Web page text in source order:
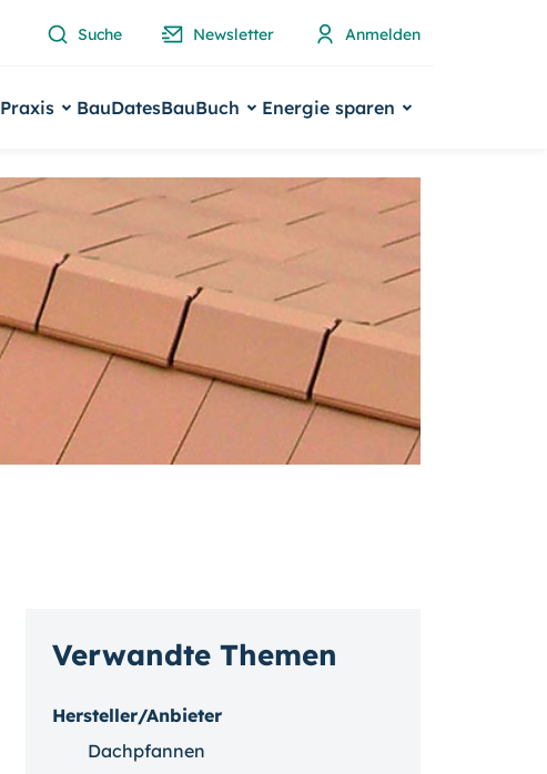
Suche Newsletter Anmelden
Praxis BauDatesBauBuch Energie sparen
Verwandte Themen
Hersteller/Anbieter
Dachpfannen